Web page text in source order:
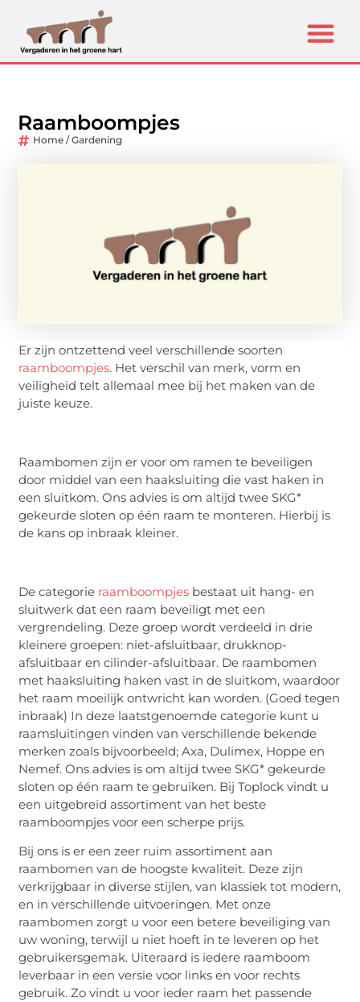
Raamboompjes
Home / Gardening
Er zijn ontzettend veel verschillende soorten
raamboompjes. Het verschil van merk, vorm en
veiligheid telt allemaal mee bij het maken van de
juiste keuze.
Raambomen zijn er voor om ramen te beveiligen
door middel van een haaksluiting die vast haken in
een sluitkom. Ons advies is om altijd twee SKG*
gekeurde sloten op één raam te monteren. Hierbij is
de kans op inbraak kleiner.
De categorie raamboompjes bestaat uit hang- en
sluitwerk dat een raam beveiligt met een
vergrendeling. Deze groep wordt verdeeld in drie
kleinere groepen: niet-afsluitbaar, drukknop-
afsluitbaar en cilinder-afsluitbaar. De raambomen
met haaksluiting haken vast in de sluitkom, waardoor
het raam moeilijk ontwricht kan worden. (Goed tegen
inbraak) In deze laatstgenoemde categorie kunt u
raamsluitingen vinden van verschillende bekende
merken zoals bijvoorbeeld; Axa, Dulimex, Hoppe en
Nemef. Ons advies is om altijd twee SKG* gekeurde
sloten op één raam te gebruiken. Bij Toplock vindt u
een uitgebreid assortiment van het beste
raamboompjes voor een scherpe prijs.
Bij ons is er een zeer ruim assortiment aan
raambomen van de hoogste kwaliteit. Deze zijn
verkrijgbaar in diverse stijlen, van klassiek tot modern,
en in verschillende uitvoeringen. Met onze
raambomen zorgt u voor een betere beveiliging van
uw woning, terwijl u niet hoeft in te leveren op het
gebruikersgemak. Uiteraard is iedere raamboom
leverbaar in een versie voor links en voor rechts
gebruik. Zo vindt u voor ieder raam het passende